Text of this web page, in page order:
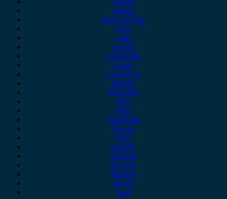
Jaguar
Jeep Chrysler
KIA
Lada
Lancia
Leapmotor
Lexus
Lynk & co
Mazda
Mercedes
MG
Mini
Mitsubishi
Nissan
Opel
Omoda
Peugeot
Porsche
Renault
Rover
Saab